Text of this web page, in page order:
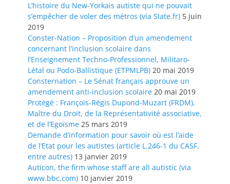
L’histoire du New-Yorkais autiste qui ne pouvait
s’empêcher de voler des métros (via Slate.fr) 5 juin
2019
Conster-Nation – Proposition d’un amendement
concernant l’inclusion scolaire dans
l’Enseignement Techno-Professionnel, Militaro-
Létal ou Podo-Ballistique (ETPMLPB) 20 mai 2019
Consternation – Le Sénat français approuve un
amendement anti-inclusion scolaire 20 mai 2019
Protégé : François-Régis Dupond-Muzart (FRDM),
Maître du Droit, de la Représentativité associative,
et de l’Egoïsme 25 mars 2019
Demande d’information pour savoir où est l’aide
de l’Etat pour les autistes (article L.246-1 du CASF,
entre autres) 13 janvier 2019
Auticon, the firm whose staff are all autistic (via
www.bbc.com) 10 janvier 2019